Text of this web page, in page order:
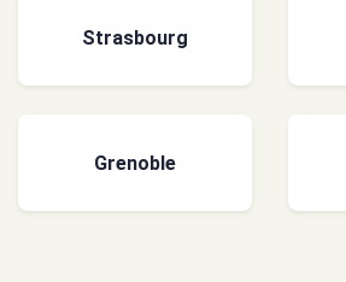
Strasbourg
Grenoble